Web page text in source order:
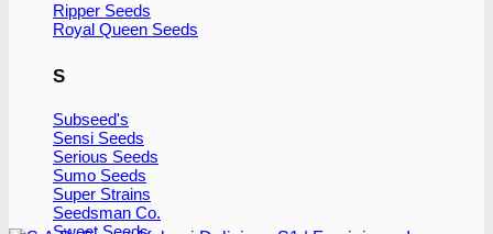
Ripper Seeds
Royal Queen Seeds
S
Subseed's
Sensi Seeds
Serious Seeds
Sumo Seeds
Super Strains
Seedsman Co.